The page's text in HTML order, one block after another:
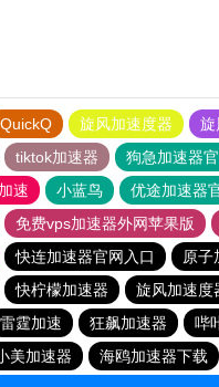
QuickQ 旋风加速度器
旋
tiktok加速器
狗急加速器
速
小蓝鸟 优途加速器
免费vps加速器外网苹果版
快连加速器官网入口
原子
快柠檬加速器 旋风加速度
雷霆加速 狂飙加速器 哔
美加速器 海鸥加速器下载